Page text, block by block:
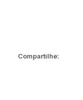
Compartilhe: